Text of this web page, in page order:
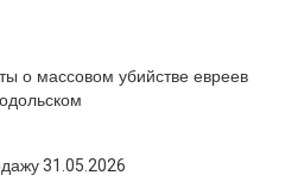
о массовом убийстве евреев
31.05.2026